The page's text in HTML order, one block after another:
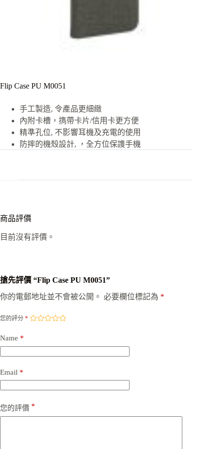
Flip Case PU M0051
手工製造, 令產品更細緻
內附卡槽，擕帶卡片/信用卡更方便
精準孔位, 不影響耳機及充電的使用
防摔的機殼設計, ，全方位保謢手機
商品評價
目前沒有評價。
搶先評價 “Flip Case PU M0051”
你的電郵地址並不會被公開。 必要欄位標記為 *
您的評分 *
Name *
Email *
您的評價 *